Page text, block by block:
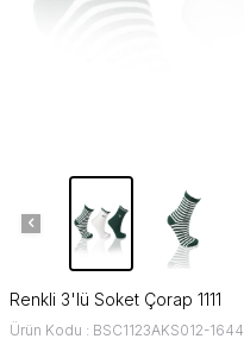
Renkli 3'lü Soket Çorap 1111
Ürün Kodu : BSC1123AKS012-1644